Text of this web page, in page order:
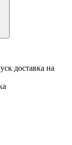
доставка на